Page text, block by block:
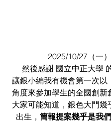
2025/10/27（一）
然後感謝 國立中正大學
讓銀小編我有機會第一次以
角度來參加學生的全國創新
大家可能知道，銀色大門幾
出生， 簡報提案幾乎是我